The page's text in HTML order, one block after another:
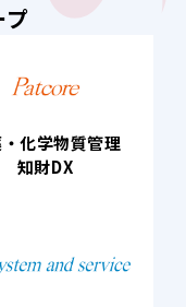
プ
化学物質管理
知財DX